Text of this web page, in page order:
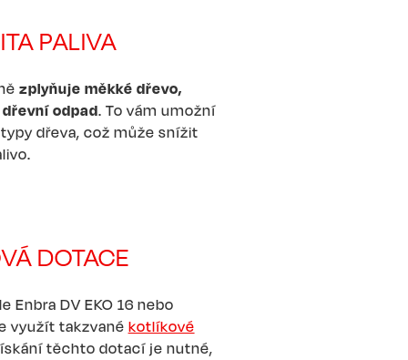
PALIVA
zplyňuje měkké dřevo,
odpad. To vám umožní
dřeva, což může snížit
DOTACE
Enbra DV EKO 16 nebo
využít takzvané kotlíkové
těchto dotací je nutné,